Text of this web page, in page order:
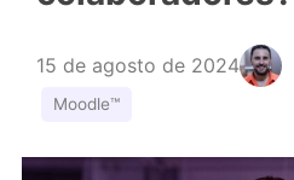
15 de agosto de 2024
Moodle™